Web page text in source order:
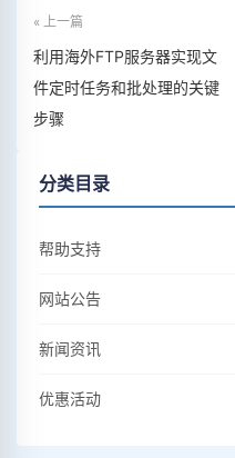
« 上一篇
利用海外FTP服务器实现文
件定时任务和批处理的关键
步骤
分类目录
帮助支持
网站公告
新闻资讯
优惠活动